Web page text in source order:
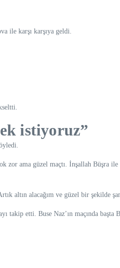
ile karşı karşıya geldi.
istiyoruz”
zor ama güzel maçtı. İnşallah Büşra
altın alacağım ve güzel bir şekilde
takip etti. Buse Naz’ın maçında başta